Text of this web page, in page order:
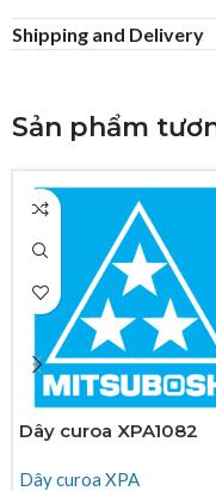
Shipping and Delivery
Sản phẩm
Dây curoa XPA1082
Dây curoa XPA